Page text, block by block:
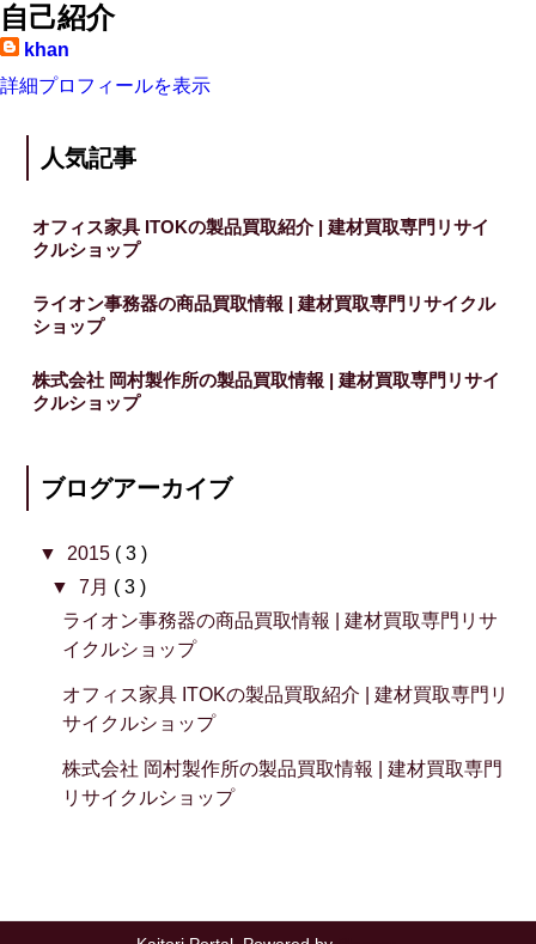
自己紹介
khan
詳細プロフィールを表示
人気記事
オフィス家具 ITOKの製品買取紹介 | 建材買取専門リサイ
クルショップ
ライオン事務器の商品買取情報 | 建材買取専門リサイクル
ショップ
株式会社 岡村製作所の製品買取情報 | 建材買取専門リサイ
クルショップ
ブログアーカイブ
▼ 2015 ( 3 )
▼7月 ( 3 )
ライオン事務器の商品買取情報 | 建材買取専門リサ
イクルショップ
オフィス家具 ITOKの製品買取紹介 | 建材買取専門リ
サイクルショップ
株式会社 岡村製作所の製品買取情報 | 建材買取専門
リサイクルショップ